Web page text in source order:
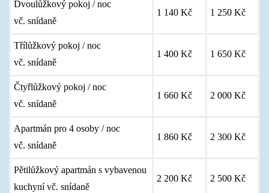
Dvoulůžkový pokoj / noc
vč. snídaně
1 140 Kč 1 250 Kč
Třílůžkový pokoj / noc
vč. snídaně
1 400 Kč 1 650 Kč
Čtyřlůžkový pokoj / noc
vč. snídaně
1 660 Kč 2 000 Kč
Apartmán pro 4 osoby / noc
vč. snídaně
1 860 Kč 2 300 Kč
Pětilůžkový apartmán s vybavenou
kuchyní vč. snídaně
2 200 Kč 2 500 Kč